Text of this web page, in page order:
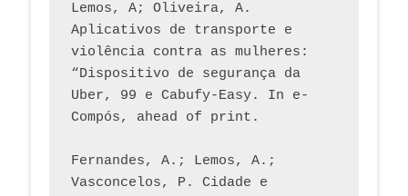
Lemos, A; Oliveira, A.
Aplicativos de transporte e
violência contra as mulheres:
“Dispositivo de segurança da
Uber, 99 e Cabufy-Easy. In e-
Compós, ahead of print.
Fernandes, A.; Lemos, A.;
Vasconcelos, P. Cidade e